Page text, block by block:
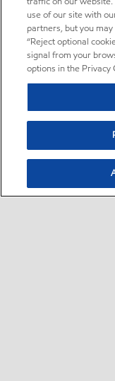
use of our site with
partners, but you
“Reject optional
signal from your
options in the Privacy